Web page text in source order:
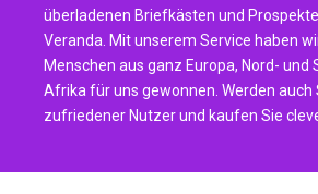
überladenen Briefkästen und
Veranda. Mit unserem Service haben
Menschen aus ganz Europa, Nord- und
Afrika für uns gewonnen. Werden auch
zufriedener Nutzer und kaufen Sie